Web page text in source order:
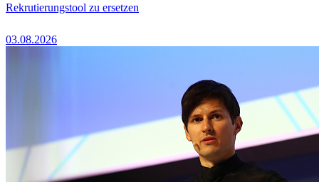
Rekrutierungstool zu ersetzen
03.08.2026